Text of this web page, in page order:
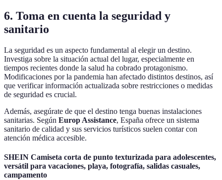
6. Toma en cuenta la seguridad y
sanitario
La seguridad es un aspecto fundamental al elegir un destino.
Investiga sobre la situación actual del lugar, especialmente en
tiempos recientes donde la salud ha cobrado protagonismo.
Modificaciones por la pandemia han afectado distintos destinos, así
que verificar información actualizada sobre restricciones o medidas
de seguridad es crucial.
Además, asegúrate de que el destino tenga buenas instalaciones
sanitarias. Según Europ Assistance, España ofrece un sistema
sanitario de calidad y sus servicios turísticos suelen contar con
atención médica accesible.
SHEIN Camiseta corta de punto texturizada para adolescentes,
versátil para vacaciones, playa, fotografía, salidas casuales,
campamento